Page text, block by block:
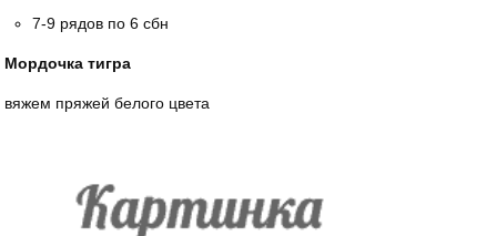
7-9 рядов по 6 сбн
Мордочка тигра
вяжем пряжей белого цвета